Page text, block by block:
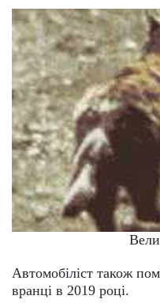
Автомобіліст також
вранці в 2019 році.